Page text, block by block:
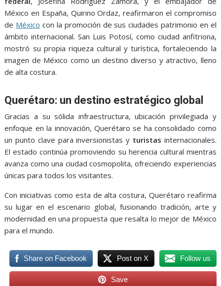
México en España, Quirino Ordaz, reafirmaron el compromiso
de México con la promoción de sus ciudades patrimonio en el
ámbito internacional. San Luis Potosí, como ciudad anfitriona,
mostró su propia riqueza cultural y turística, fortaleciendo la
imagen de México como un destino diverso y atractivo, lleno
de alta costura.
Querétaro: un destino estratégico global
Gracias a su sólida infraestructura, ubicación privilegiada y
enfoque en la innovación, Querétaro se ha consolidado como
un punto clave para inversionistas y turistas internacionales.
El estado continúa promoviendo su herencia cultural mientras
avanza como una ciudad cosmopolita, ofreciendo experiencias
únicas para todos los visitantes.
Con iniciativas como esta de alta costura, Querétaro reafirma
su lugar en el escenario global, fusionando tradición, arte y
modernidad en una propuesta que resalta lo mejor de México
para el mundo.
Share on Facebook Post on X Follow us
Save